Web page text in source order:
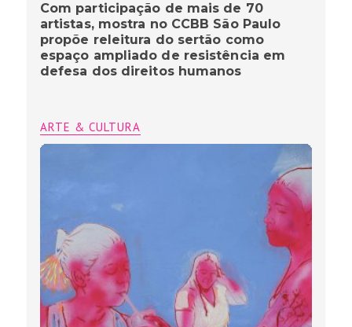
Com participação de mais de 70
artistas, mostra no CCBB São Paulo
propõe releitura do sertão como
espaço ampliado de resistência em
defesa dos direitos humanos
ARTE & CULTURA